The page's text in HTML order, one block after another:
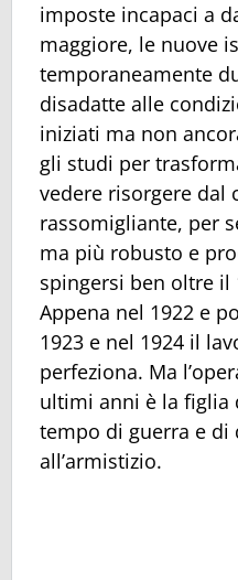
imposte incapaci a
maggiore, le nuove
temporaneamente
disadatte alle
iniziati ma non
gli studi per
vedere risorgere dal
rassomigliante, per
ma più robusto e
spingersi ben oltre il
Appena nel 1922 e
1923 e nel 1924 il
perfeziona. Ma
ultimi anni è la figlia
tempo di guerra e
all’armistizio.